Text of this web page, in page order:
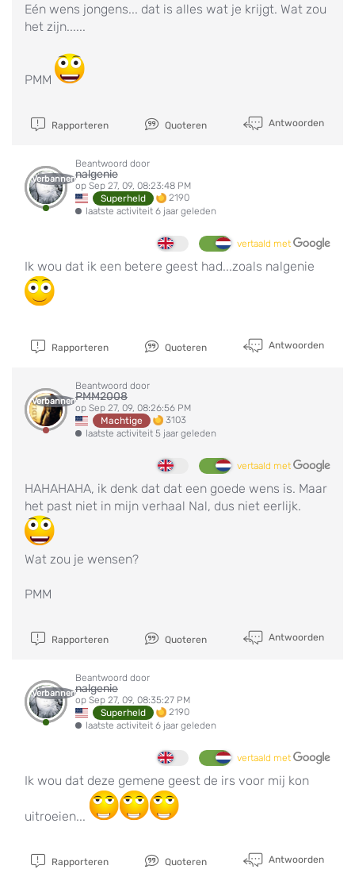
Eén wens jongens... dat is alles wat je krijgt. Wat zou
het zijn......
PMM
Rapporteren Quoteren Antwoorden
Verbannen
Beantwoord door
nalgenie
op Sep 27, 09, 08:23:48 PM
Superheld
2190
laatste activiteit 6 jaar geleden
vertaald met
Ik wou dat ik een betere geest had...zoals nalgenie
Rapporteren Quoteren Antwoorden
Verbannen
Beantwoord door
PMM2008
op Sep 27, 09, 08:26:56 PM
Machtige
3103
laatste activiteit 5 jaar geleden
vertaald met
HAHAHAHA, ik denk dat dat een goede wens is. Maar
het past niet in mijn verhaal Nal, dus niet eerlijk.
Wat zou je wensen?
PMM
Rapporteren Quoteren Antwoorden
Verbannen
Beantwoord door
nalgenie
op Sep 27, 09, 08:35:27 PM
Superheld
2190
laatste activiteit 6 jaar geleden
vertaald met
Ik wou dat deze gemene geest de irs voor mij kon
uitroeien...
Rapporteren Quoteren Antwoorden